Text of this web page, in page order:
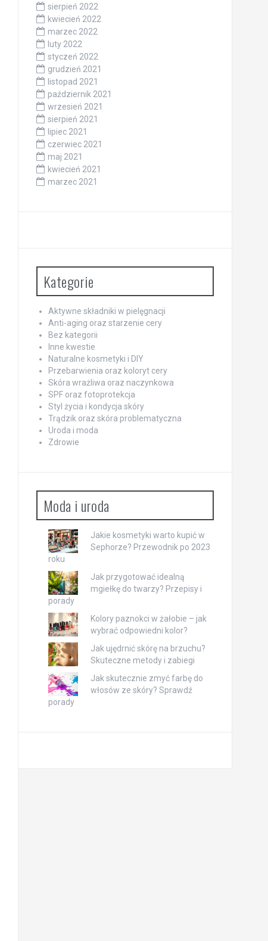
sierpień 2022
kwiecień 2022
marzec 2022
luty 2022
styczeń 2022
grudzień 2021
listopad 2021
październik 2021
wrzesień 2021
sierpień 2021
lipiec 2021
czerwiec 2021
maj 2021
kwiecień 2021
marzec 2021
Kategorie
Aktywne składniki w pielęgnacji
Anti-aging oraz starzenie cery
Bez kategorii
Inne kwestie
Naturalne kosmetyki i DIY
Przebarwienia oraz koloryt cery
Skóra wrażliwa oraz naczynkowa
SPF oraz fotoprotekcja
Styl życia i kondycja skóry
Trądzik oraz skóra problematyczna
Uroda i moda
Zdrowie
Moda i uroda
Jakie kosmetyki warto kupić w
Sephorze? Przewodnik po 2023
roku
Jak przygotować idealną
mgiełkę do twarzy? Przepisy i
porady
Kolory paznokci w żałobie – jak
wybrać odpowiedni kolor?
Jak ujędrnić skórę na brzuchu?
Skuteczne metody i zabiegi
Jak skutecznie zmyć farbę do
włosów ze skóry? Sprawdź
porady